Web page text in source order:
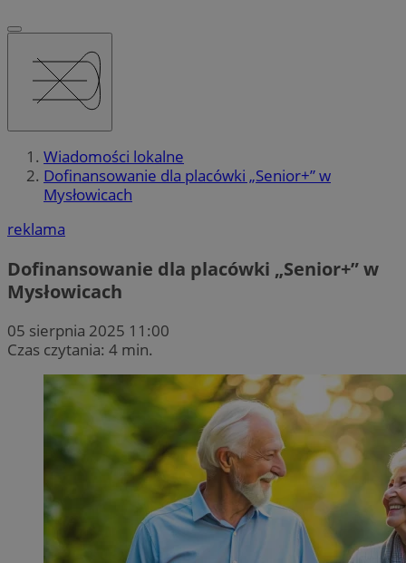
Wiadomości lokalne
Dofinansowanie dla placówki „Senior+” w
Mysłowicach
reklama
Dofinansowanie dla placówki „Senior+” w
Mysłowicach
05 sierpnia 2025 11:00
Czas czytania: 4 min.